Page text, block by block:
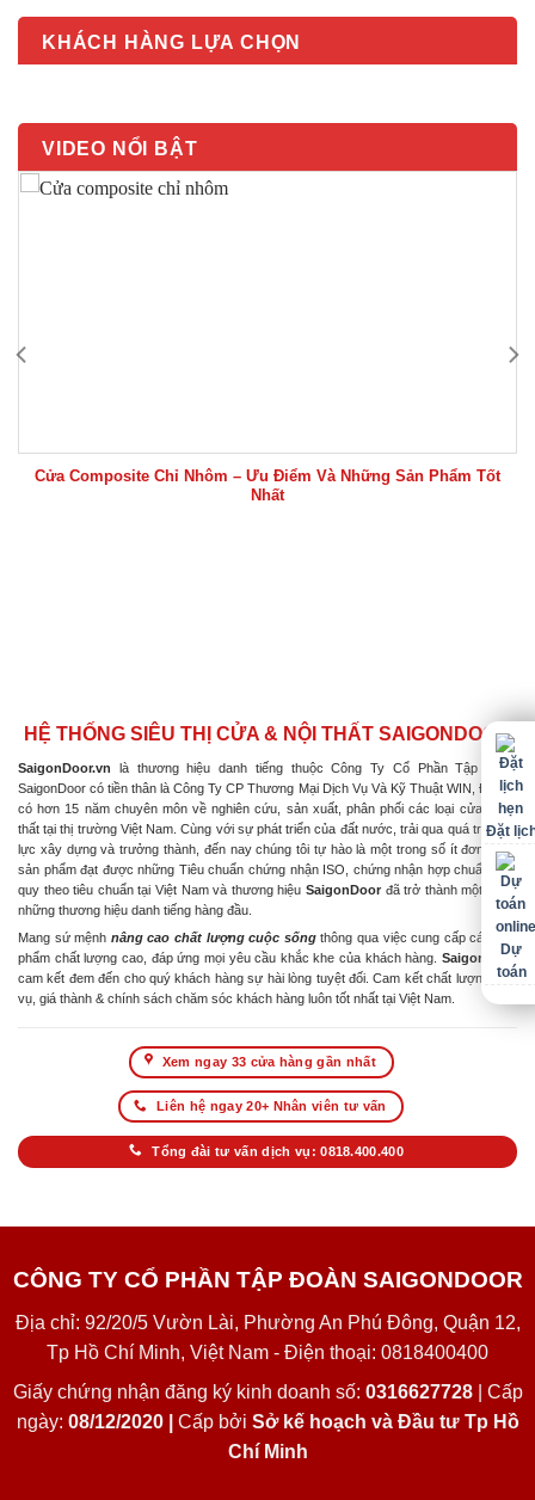
KHÁCH HÀNG LỰA CHỌN
VIDEO NỔI BẬT
Cửa Composite Chỉ Nhôm – Ưu Điểm Và Những Sản Phẩm Tốt
Nhất
HỆ THỐNG SIÊU THỊ CỬA & NỘI THẤT SAIGONDOOR
SaigonDoor.vn là thương hiệu danh tiếng thuộc Công Ty Cổ Phần Tập Đoàn
SaigonDoor có tiền thân là Công Ty CP Thương Mại Dịch Vụ Và Kỹ Thuật WIN, Đơn vị
có hơn 15 năm chuyên môn về nghiên cứu, sản xuất, phân phối các loại cửa & nội
thất tại thị trường Việt Nam. Cùng với sự phát triển của đất nước, trải qua quá trình nỗ
lực xây dựng và trưởng thành, đến nay chúng tôi tự hào là một trong số ít đơn vị có
sản phẩm đạt được những Tiêu chuẩn chứng nhận ISO, chứng nhận hợp chuẩn hợp
quy theo tiêu chuẩn tại Việt Nam và thương hiệu SaigonDoor đã trở thành một trong
những thương hiệu danh tiếng hàng đầu.
Mang sứ mệnh nâng cao chất lượng cuộc sốngthông qua việc cung cấp các sản
phẩm chất lượng cao, đáp ứng mọi yêu cầu khắc khe của khách hàng. SaigonDoor
cam kết đem đến cho quý khách hàng sự hài lòng tuyệt đối. Cam kết chất lượng dịch
vụ, giá thành & chính sách chăm sóc khách hàng luôn tốt nhất tại Việt Nam.
Xem ngay 33 cửa hàng gần nhất
Liên hệ ngay 20+ Nhân viên tư vấn
Tổng đài tư vấn dịch vụ: 0818.400.400
CÔNG TY CỔ PHẦN TẬP ĐOÀN SAIGONDOOR
Địa chỉ: 92/20/5 Vườn Lài, Phường An Phú Đông, Quận 12,
Tp Hồ Chí Minh, Việt Nam - Điện thoại: 0818400400
Giấy chứng nhận đăng ký kinh doanh số: 0316627728| Cấp
ngày: 08/12/2020 | Cấp bởi Sở kế hoạch và Đầu tư Tp Hồ
Chí Minh
Đặt
Dự
toán